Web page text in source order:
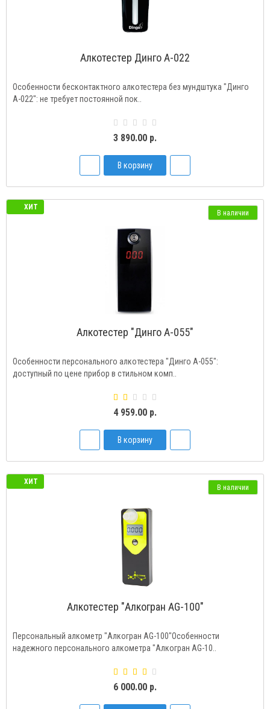
Алкотестер Динго А-022
Особенности бесконтактного алкотестера без мундштука "Динго
А-022": не требует постоянной пок..
3 890.00 р.
В корзину
ХИТ
В наличии
Алкотестер "Динго А-055"
Особенности персонального алкотестера "Динго А-055":
доступный по цене прибор в стильном комп..
4 959.00 р.
В корзину
ХИТ
В наличии
Алкотестер "Алкогран AG-100"
Персональный алкометр "Алкогран AG-100"Особенности
надежного персонального алкометра "Алкогран AG-10..
6 000.00 р.